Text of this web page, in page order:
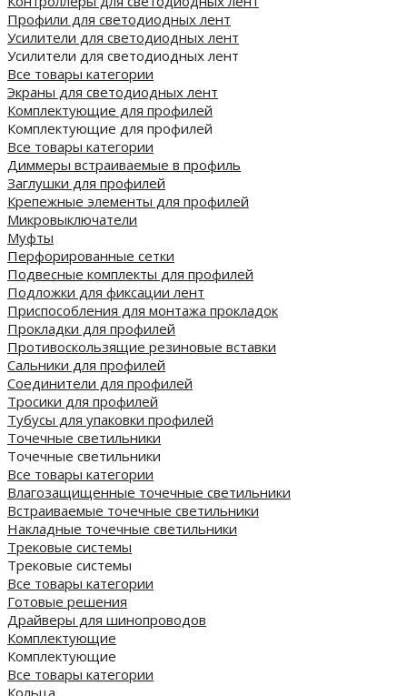
Профили для светодиодных лент
Усилители для светодиодных лент
Усилители для светодиодных лент
Все товары категории
Экраны для светодиодных лент
Комплектующие для профилей
Комплектующие для профилей
Все товары категории
Диммеры встраиваемые в профиль
Заглушки для профилей
Крепежные элементы для профилей
Микровыключатели
Муфты
Перфорированные сетки
Подвесные комплекты для профилей
Подложки для фиксации лент
Приспособления для монтажа прокладок
Прокладки для профилей
Противоскользящие резиновые вставки
Сальники для профилей
Соединители для профилей
Тросики для профилей
Тубусы для упаковки профилей
Точечные светильники
Точечные светильники
Все товары категории
Влагозащищенные точечные светильники
Встраиваемые точечные светильники
Накладные точечные светильники
Трековые системы
Трековые системы
Все товары категории
Готовые решения
Драйверы для шинопроводов
Комплектующие
Комплектующие
Все товары категории